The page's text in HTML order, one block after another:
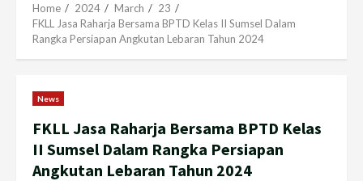
Home 2024 March
23
FKLL Jasa Raharja Bersama BPTD Kelas II Sumsel Dalam
Rangka Persiapan Angkutan Lebaran Tahun 2024
News
FKLL Jasa Raharja Bersama BPTD Kelas
II Sumsel Dalam Rangka Persiapan
Angkutan Lebaran Tahun 2024